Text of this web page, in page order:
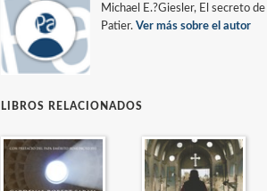
Michael E.?Giesler, El secreto
Patier.Ver más sobre el autor
LIBROS RELACIONADOS